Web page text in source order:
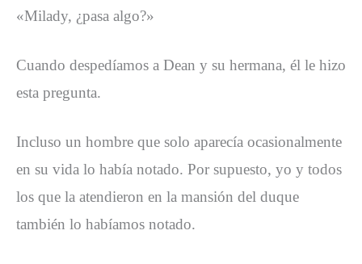
«Milady, ¿pasa algo?»
Cuando despedíamos a Dean y su hermana, él le hizo
esta pregunta.
Incluso un hombre que solo aparecía ocasionalmente
en su vida lo había notado. Por supuesto, yo y todos
los que la atendieron en la mansión del duque
también lo habíamos notado.